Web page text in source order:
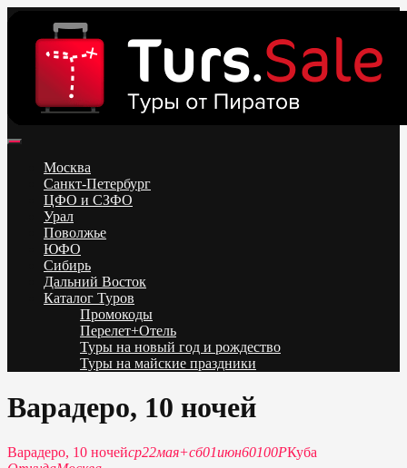
content
Низкие цены на путевки 3-7-10 ночей все включено, отдых на
море. Распродажа экскурсионных и горнолыжных туров.
Обновление каждый день. Официальный сайт Тур Сейл
Москва
Санкт-Петербург
ЦФО и СЗФО
Урал
Поволжье
ЮФО
Сибирь
Дальний Восток
Каталог Туров
Промокоды
Перелет+Отель
Туры на новый год и рождество
Туры на майские праздники
Варадеро, 10 ночей
Варадеро, 10 ночейср22мая+сб01июн60100РКуба